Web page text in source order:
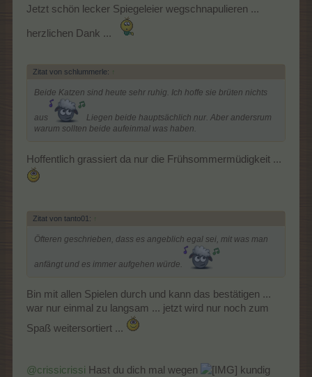
Jetzt schön lecker Spiegeleier wegschnapulieren ...
herzlichen Dank ...
Zitat von schlummerle: ↑
Beide Katzen sind heute sehr ruhig. Ich hoffe sie brüten nichts
aus
Liegen beide hauptsächlich nur. Aber andersrum
warum sollten beide aufeinmal was haben.
Hoffentlich grassiert da nur die Frühsommermüdigkeit ...
Zitat von tanto01: ↑
Öfteren geschrieben, dass es angeblich egal sei, mit was man
anfängt und es immer aufgehen würde.
Bin mit allen Spielen durch und kann das bestätigen ...
war nur einmal zu langsam ... jetzt wird nur noch zum
Spaß weitersortiert ...
@crissicrissi Hast du dich mal wegen
kundig